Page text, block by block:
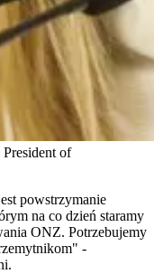
of
powstrzymanie
na co dzień staramy
ONZ. Potrzebujemy
-